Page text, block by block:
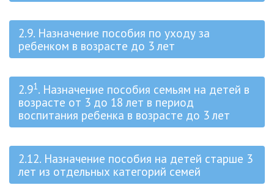
2.9. Назначение пособия по уходу за
ребенком в возрасте до 3 лет
2.91. Назначение пособия семьям на детей в
возрасте от 3 до 18 лет в период
воспитания ребенка в возрасте до 3 лет
2.12. Назначение пособия на детей старше 3
лет из отдельных категорий семей